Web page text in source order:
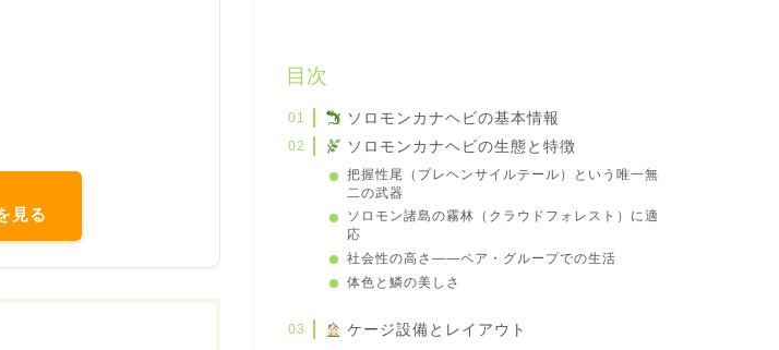
見る
目次
ソロモンカナヘビの基本情報
ソロモンカナヘビの生態と特徴
把握性尾（プレヘンサイルテール）という唯一無
二の武器
ソロモン諸島の霧林（クラウドフォレスト）に適
応
社会性の高さ——ペア・グループでの生活
体色と鱗の美しさ
ケージ設備とレイアウト